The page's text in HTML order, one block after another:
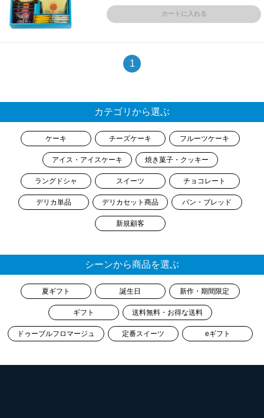
カートに入れる
1
カテゴリから選ぶ
ケーキ チーズケーキ フルーツケーキ
アイス・アイスケーキ 焼き菓子・クッキー
ラングドシャ スイーツ チョコレート
デリカ単品 デリカセット商品 パン・ブレッド
新規顧客
シーンから商品を選ぶ
夏ギフト 誕生日 新作・期間限定
ギフト 送料無料・お得な送料
ドゥーブルフロマージュ 定番スイーツ eギフト